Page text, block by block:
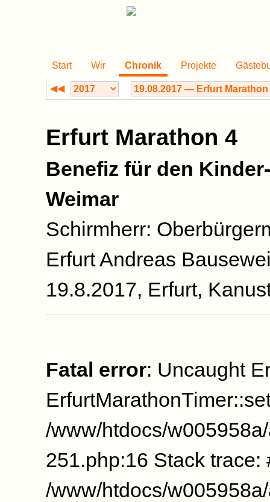
Start Wir Chronik Projekte
◀◀
Erfurt Marathon 4
Benefiz für den
Weimar
Schirmherr:
Erfurt Andreas
19.8.2017, Erfurt,
Fatal error: Uncaught
/www/htdocs/
251.php:16 Stack trace:
/www/htdocs/